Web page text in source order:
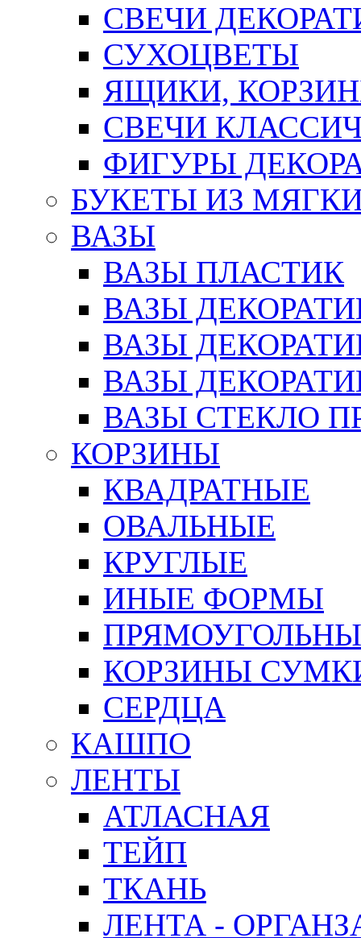
СВЕЧИ
СУХОЦВЕТЫ
ЯЩИКИ,
СВЕЧИ
ФИГУРЫ
БУКЕТЫ ИЗ
ВАЗЫ
ВАЗЫ ПЛАСТИК
ВАЗЫ
ВАЗЫ
ВАЗЫ
ВАЗЫ СТЕКЛО
КОРЗИНЫ
КВАДРАТНЫЕ
ОВАЛЬНЫЕ
КРУГЛЫЕ
ИНЫЕ ФОРМЫ
КОРЗИНЫ
СЕРДЦА
КАШПО
ЛЕНТЫ
АТЛАСНАЯ
ТЕЙП
ТКАНЬ
ЛЕНТА -